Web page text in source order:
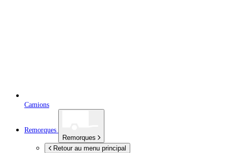
Camions
Remorques
Remorques
Retour au menu principal